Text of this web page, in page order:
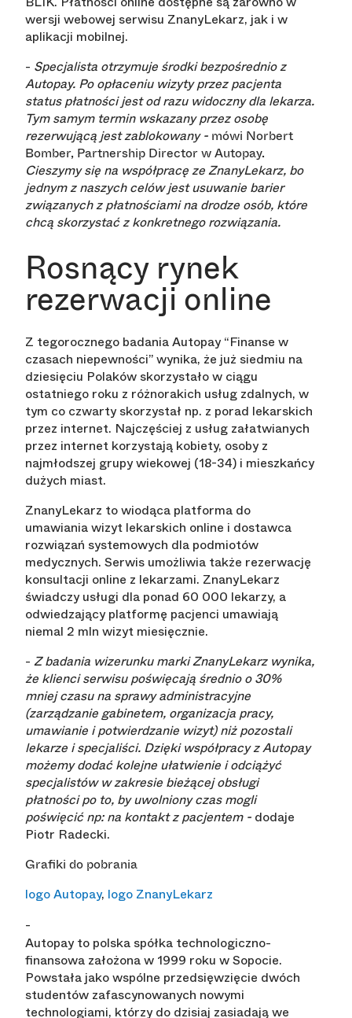
wersji webowej serwisu ZnanyLekarz, jak i w
aplikacji mobilnej.
- Specjalista otrzymuje środki bezpośrednio z
Autopay. Po opłaceniu wizyty przez pacjenta
status płatności jest od razu widoczny dla lekarza.
Tym samym termin wskazany przez osobę
rezerwującą jest zablokowany - mówi Norbert
Bomber, Partnership Director w Autopay.
Cieszymy się na współpracę ze ZnanyLekarz, bo
jednym z naszych celów jest usuwanie barier
związanych z płatnościami na drodze osób, które
chcą skorzystać z konkretnego rozwiązania.
Rosnący rynek
rezerwacji online
Z tegorocznego badania Autopay “Finanse w
czasach niepewności” wynika, że już siedmiu na
dziesięciu Polaków skorzystało w ciągu
ostatniego roku z różnorakich usług zdalnych, w
tym co czwarty skorzystał np. z porad lekarskich
przez internet. Najczęściej z usług załatwianych
przez internet korzystają kobiety, osoby z
najmłodszej grupy wiekowej (18-34) i mieszkańcy
dużych miast.
ZnanyLekarz to wiodąca platforma do
umawiania wizyt lekarskich online i dostawca
rozwiązań systemowych dla podmiotów
medycznych. Serwis umożliwia także rezerwację
konsultacji online z lekarzami. ZnanyLekarz
świadczy usługi dla ponad 60 000 lekarzy, a
odwiedzający platformę pacjenci umawiają
niemal 2 mln wizyt miesięcznie.
- Z badania wizerunku marki ZnanyLekarz wynika,
że klienci serwisu poświęcają średnio o 30%
mniej czasu na sprawy administracyjne
(zarządzanie gabinetem, organizacja pracy,
umawianie i potwierdzanie wizyt) niż pozostali
lekarze i specjaliści. Dzięki współpracy z Autopay
możemy dodać kolejne ułatwienie i odciążyć
specjalistów w zakresie bieżącej obsługi
płatności po to, by uwolniony czas mogli
poświęcić np: na kontakt z pacjentem - dodaje
Piotr Radecki.
Grafiki do pobrania
logo Autopay, logo ZnanyLekarz
-
Autopay to polska spółka technologiczno-
finansowa założona w 1999 roku w Sopocie.
Powstała jako wspólne przedsięwzięcie dwóch
studentów zafascynowanych nowymi
technologiami, którzy do dzisiaj zasiadają we